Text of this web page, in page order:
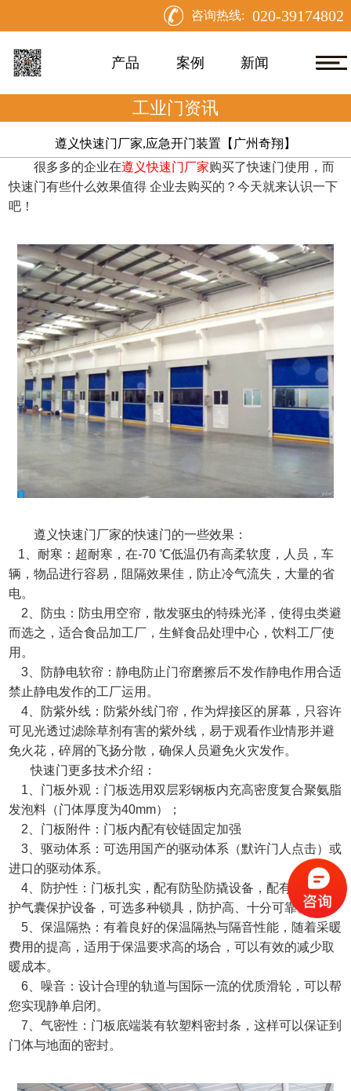
咨询热线: 020-39174802
产品 案例 新闻
工业门资讯
遵义快速门厂家,应急开门装置【广州奇翔】
很多多的企业在遵义快速门厂家购买了快速门使用，而
快速门有些什么效果值得 企业去购买的？今天就来认识一下
吧！
遵义快速门厂家的快速门的一些效果：
1、耐寒：超耐寒，在-70 ℃低温仍有高柔软度，人员，车
辆，物品进行容易，阻隔效果佳，防止冷气流失，大量的省
电。
2、防虫：防虫用空帘，散发驱虫的特殊光泽，使得虫类避
而选之，适合食品加工厂，生鲜食品处理中心，饮料工厂使
用。
3、防静电软帘：静电防止门帘磨擦后不发作静电作用合适
禁止静电发作的工厂运用。
4、防紫外线：防紫外线门帘，作为焊接区的屏幕，只容许
可见光透过滤除草剂有害的紫外线，易于观看作业情形并避
免火花，碎屑的飞扬分散，确保人员避免火灾发作。
快速门更多技术介绍：
1、门板外观：门板选用双层彩钢板内充高密度复合聚氨脂
发泡料（门体厚度为40mm）；
2、门板附件：门板内配有铰链固定加强
3、驱动体系：可选用国产的驱动体系（默许门人点击）或
进口的驱动体系。
4、防护性：门板扎实，配有防坠防撬设备，配有微气式防
护气囊保护设备，可选多种锁具，防护高、十分可靠。
5、保温隔热：有着良好的保温隔热与隔音性能，随着采暖
费用的提高，适用于保温要求高的场合，可以有效的减少取
暖成本。
6、噪音：设计合理的轨道与国际一流的优质滑轮，可以帮
您实现静单启闭。
7、气密性：门板底端装有软塑料密封条，这样可以保证到
门体与地面的密封。